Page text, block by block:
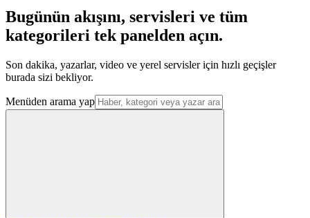
Bugünün akışını, servisleri ve tüm
kategorileri tek panelden açın.
Son dakika, yazarlar, video ve yerel servisler için hızlı geçişler
burada sizi bekliyor.
Menüden arama yap